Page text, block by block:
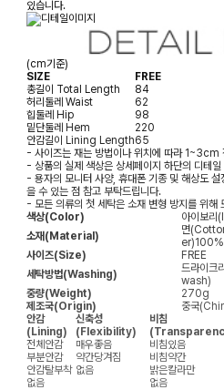
있습니다.
(cm기준)
SIZE
FREE
총길이 Total Length
84
허리둘레 Waist
62
힙둘레 Hip
98
밑단둘레 Hem
220
안감길이 Lining Length65
- 사이즈는 재는 방법이나 위치에 따라 1~3cm
- 상품의 실제 색상은 상세페이지 하단의 디테
- 용자의 모니터 사양, 휴대폰 기종 및 해상도
을 수 있는 점 참고 부탁드립니다.
- 모든 의류의 첫 세탁은 소재 변형 방지를 위해
색상(Color)
아이보
소재(Material)
면
er)100%
사이즈(Size)
FREE
세탁방법(Washing)
드라이
wash)
중량(Weight)
270g
제조국(Origin)
중국
안감
(Lining)
신축성
(Flexibility)
비침
전체안감
매우좋음 비침있음
부분안감
약간당겨짐 비침약간
안감탈부착 없음 밝은칼라만
없음
없음